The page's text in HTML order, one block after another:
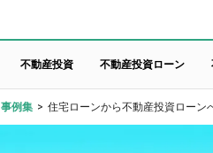
不動産投資 不動産投資ローン
事例集 > 住宅ローンから不動産投資ロー